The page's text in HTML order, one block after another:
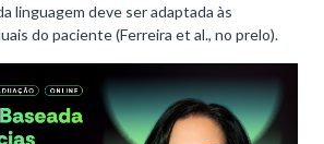
linguagem deve ser adaptada às
do paciente (Ferreira et al., no prelo).